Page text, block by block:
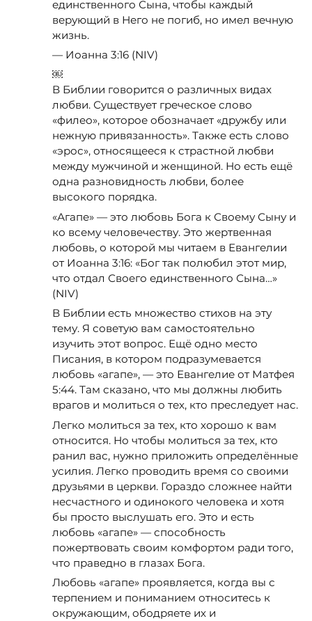
единственного Сына, чтобы каждый
верующий в Него не погиб, но имел вечную
жизнь.
— Иоанна 3:16 (NIV)
￼
В Библии говорится о различных видах
любви. Существует греческое слово
«филео», которое обозначает «дружбу или
нежную привязанность». Также есть слово
«эрос», относящееся к страстной любви
между мужчиной и женщиной. Но есть ещё
одна разновидность любви, более
высокого порядка.
«Агапе» — это любовь Бога к Своему Сыну и
ко всему человечеству. Это жертвенная
любовь, о которой мы читаем в Евангелии
от Иоанна 3:16: «Бог так полюбил этот мир,
что отдал Своего единственного Сына…»
(NIV)
В Библии есть множество стихов на эту
тему. Я советую вам самостоятельно
изучить этот вопрос. Ещё одно место
Писания, в котором подразумевается
любовь «агапе», — это Евангелие от Матфея
5:44. Там сказано, что мы должны любить
врагов и молиться о тех, кто преследует нас.
Легко молиться за тех, кто хорошо к вам
относится. Но чтобы молиться за тех, кто
ранил вас, нужно приложить определённые
усилия. Легко проводить время со своими
друзьями в церкви. Гораздо сложнее найти
несчастного и одинокого человека и хотя
бы просто выслушать его. Это и есть
любовь «агапе» — способность
пожертвовать своим комфортом ради того,
что праведно в глазах Бога.
Любовь «агапе» проявляется, когда вы с
терпением и пониманием относитесь к
окружающим, ободряете их и